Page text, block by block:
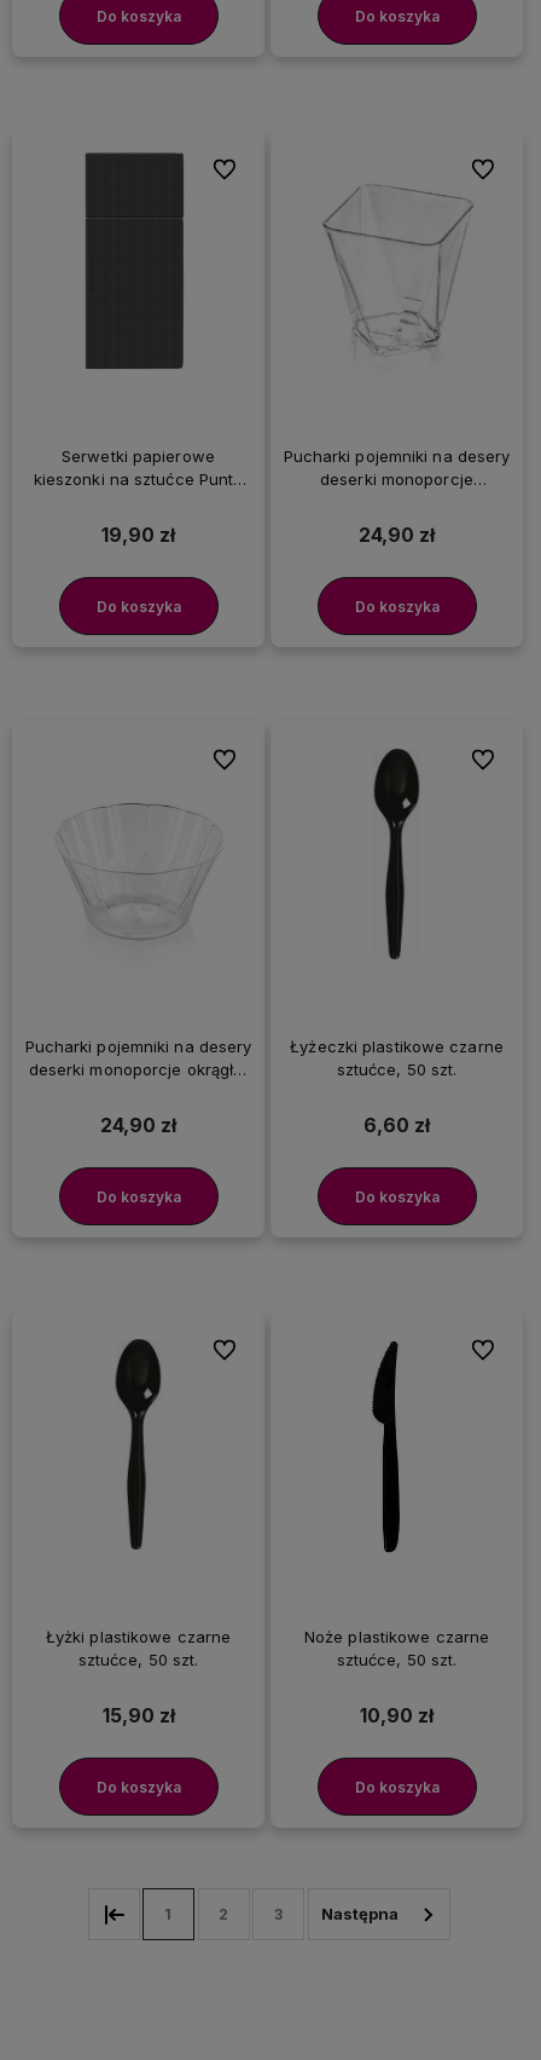
Do koszyka Do koszyka
Serwetki papierowe
kieszonki na sztućce Punta
19,90 zł
Do koszyka
Do ulubionych
Pucharki pojemniki na desery
deserki monoporcje
24,90 zł
Do koszyka
Do
Pucharki pojemniki na desery
deserki monoporcje okrągłe,
24,90 zł
Do koszyka
Do ulubionych
Łyżeczki plastikowe czarne
sztućce, 50 szt.
6,60 zł
Do koszyka
Do
Łyżki plastikowe czarne
sztućce, 50 szt.
15,90 zł
Do koszyka
Do ulubionych
Noże plastikowe czarne
sztućce, 50 szt.
10,90 zł
Do koszyka
Do
1 2 3